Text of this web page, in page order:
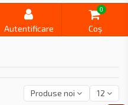
Autentificare
0
Coș
Produse noi 12